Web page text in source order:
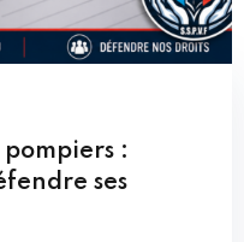
:
ses